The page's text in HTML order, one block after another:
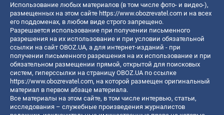
Использование любых материалов (в том числе фото- и видео-),
размещенных на этом сайте https://www.obozrevatel.com и на всех
его поддоменах, в любом виде строго запрещено.
Разрешается использование при получении письменного
разрешения на их использование и при условии обязательной
ссылки на сайт OBOZ.UA, а для интернет-изданий - при
получении письменного разрешения на их использование и при
обязательном размещении прямой, открытой для поисковых
систем, гиперссылки на страницу OBOZ.UA по ссылке
https://www.obozrevatel.com, на которой размещен оригинальный
материал в первом абзаце материала.
Все материалы на этом сайте, в том числе интервью, статьи,
исследования – служебные произведения журналистов